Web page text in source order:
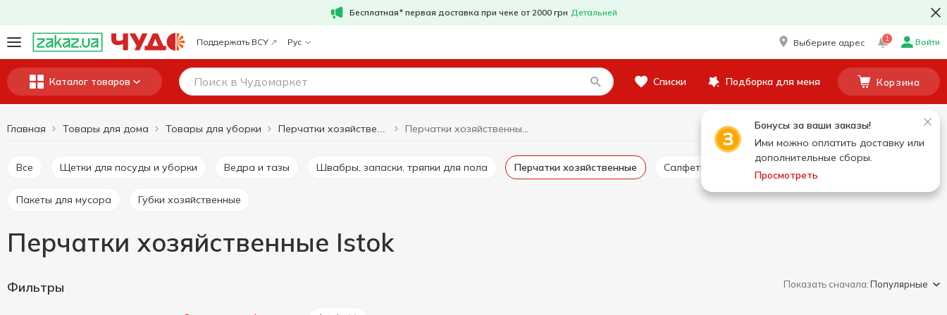
Бесплатная* первая доставка при чеке от 2000 грн Детальней
Поддержать ВСУ Рус Выберите адрес 1 Войти
Каталог товаров Списки Подборка для меня Корзина
Бонусы за ваши заказы!
Ими можно оплатить доставку или
дополнительные сборы.
Просмотреть
Главная Товары для дома Товары для уборки Перчатки хозяйственные Istok
Все Щетки для посуды и уборки Ведра и тазы Швабры, запаски, тряпки для пола Перчатки хозяйственные Салфетки для уборки Скребки хозяйственные
Пакеты для мусора Губки хозяйственные
Перчатки хозяйственные Istok
Фильтры Показать сначала:Популярные